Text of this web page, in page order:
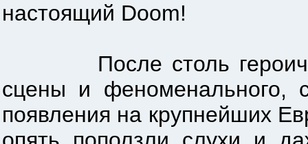
настоящий Doom!
После столь
сцены и феноменального,
появления на крупнейших